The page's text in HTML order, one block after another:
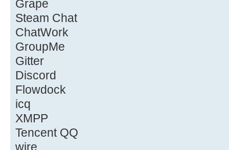
Grape
Steam Chat
ChatWork
GroupMe
Gitter
Discord
Flowdock
icq
XMPP
Tencent QQ
wire